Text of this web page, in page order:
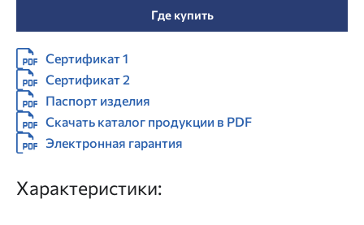
Где купить
Сертификат 1
Сертификат 2
Паспорт изделия
Скачать каталог продукции в PDF
Электронная гарантия
Характеристики: